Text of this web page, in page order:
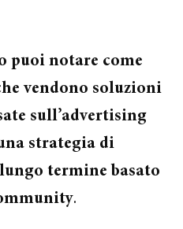
puoi notare come
vendono soluzioni
sull’advertising
strategia di
termine basato
.